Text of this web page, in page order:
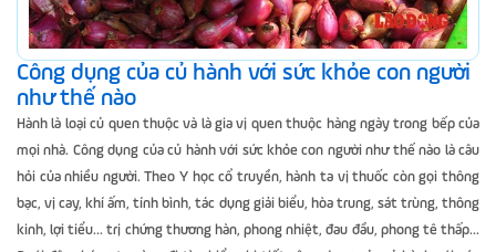
Công dụng của củ hành với sức khỏe con người
như thế nào
Hành là loại củ quen thuộc và là gia vị quen thuộc hàng ngày trong bếp của
mọi nhà. Công dụng của củ hành với sức khỏe con người như thế nào là câu
hỏi của nhiều người. Theo Y học cổ truyền, hành ta vị thuốc còn gọi thông
bạc, vị cay, khí ấm, tính bình, tác dụng giải biểu, hòa trung, sát trùng, thông
kinh, lợi tiểu... trị chứng thương hàn, phong nhiệt, đau đầu, phong tê thấp...